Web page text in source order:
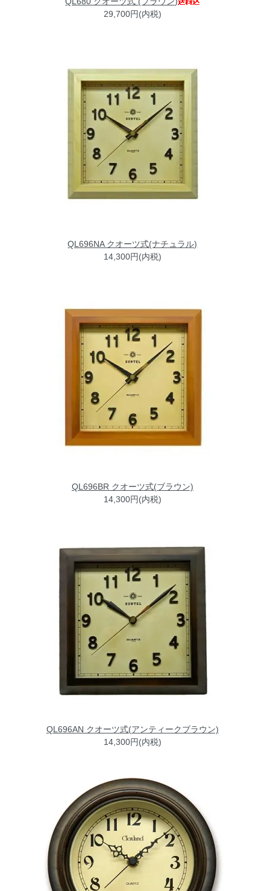
29,700円(内税)
QL696NA クオーツ式(ナチュラル)
14,300円(内税)
QL696BR クオーツ式(ブラウン)
14,300円(内税)
QL696AN クオーツ式(アンティークブラウン)
14,300円(内税)